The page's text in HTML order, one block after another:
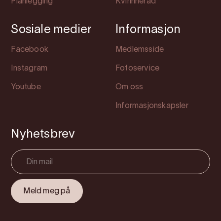
Planlegging Kvinnherad
Sosiale medier
Facebook
Instagram
Youtube
Informasjon
Medlemsside
Fotoservice
Om oss
Informasjonskapsler
Nyhetsbrev